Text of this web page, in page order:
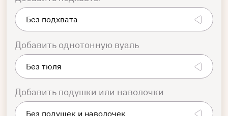
Добавить однотонную вуаль
Добавить подушки или наволочки